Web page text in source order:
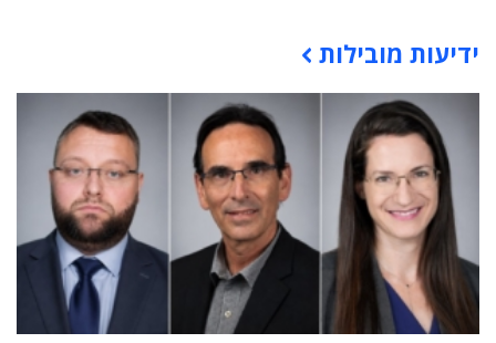
תוכן פרסומי
ידיעות מובילות